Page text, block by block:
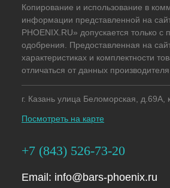
Копирование и использование в
информации представленной на
PHOENIX.RU» допускается только с
одобрения. Предоставленная на
характеристиках и комплектности
отличаться от данных производителя
г. Казань улица Беломорская, д.69А,
Посмотреть на карте
+7 (843) 526-73-20
Email: info@bars-phoenix.ru